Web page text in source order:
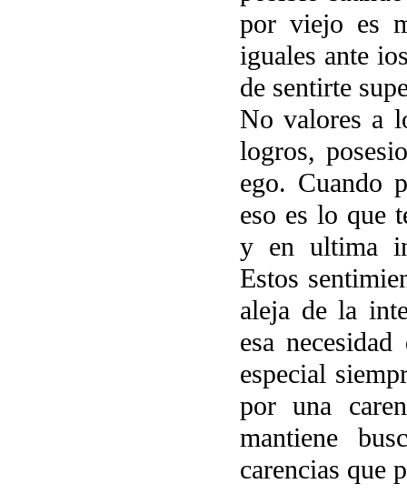
por viejo es
iguales ante
de sentirte
No valores a
logros,
ego. Cuando
eso es lo que
y en ultima
Estos
aleja de la
esa
especial
por una
mantiene
carencias que